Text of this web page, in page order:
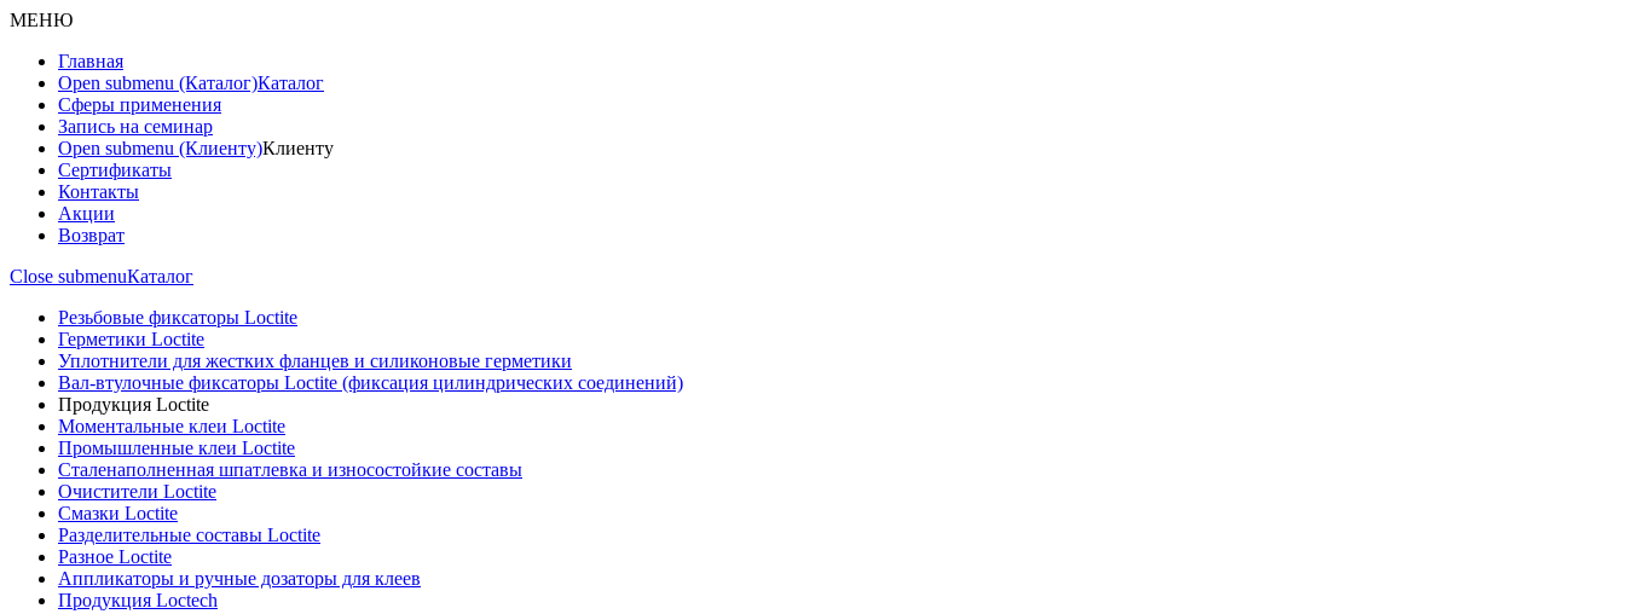
МЕНЮ
Главная
Open submenu (Каталог)Каталог
Сферы применения
Запись на семинар
Open submenu (Клиенту)Клиенту
Сертификаты
Контакты
Акции
Возврат
Close submenuКаталог
Резьбовые фиксаторы Loctite
Герметики Loctite
Уплотнители для жестких фланцев и силиконовые герметики
Вал-втулочные фиксаторы Loctite (фиксация цилиндрических соединений)
Продукция Loctite
Моментальные клеи Loctite
Промышленные клеи Loctite
Сталенаполненная шпатлевка и износостойкие составы
Очистители Loctite
Смазки Loctite
Разделительные составы Loctite
Разное Loctite
Аппликаторы и ручные дозаторы для клеев
Продукция Loctech